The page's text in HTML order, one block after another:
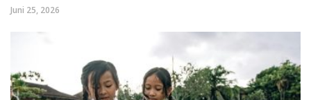
Juni 25, 2026